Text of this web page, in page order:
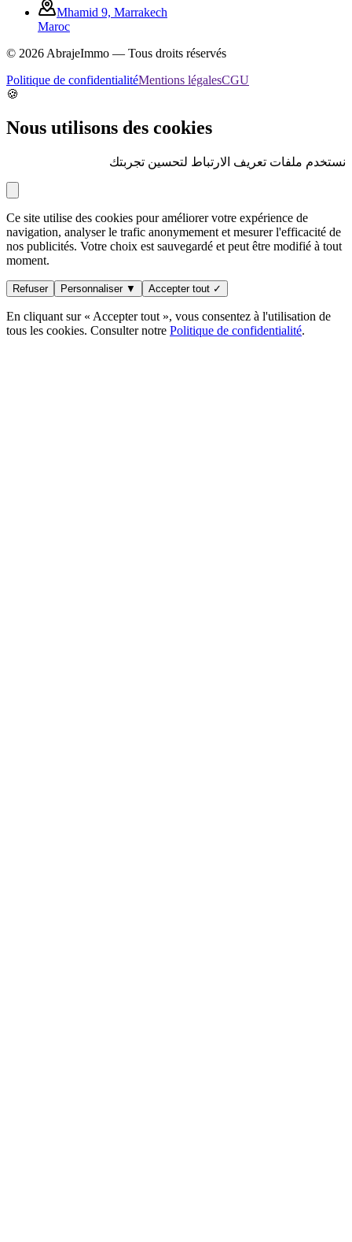
Mhamid 9, Marrakech
Maroc
© 2026AbrajeImmo — Tous droits réservés
Politique de confidentialitéMentions légalesCGU
🍪
Nous utilisons des cookies
نستخدم ملفات تعريف الارتباط لتحسين تجربتك
Ce site utilise des cookies pour améliorer votre expérience de
navigation, analyser le trafic anonymement et mesurer l'efficacité de
nos publicités. Votre choix est sauvegardé et peut être modifié à tout
moment.
Refuser Personnaliser ▼ Accepter tout ✓
En cliquant sur « Accepter tout », vous consentez à l'utilisation de
tous les cookies. Consulter notre Politique de confidentialité.